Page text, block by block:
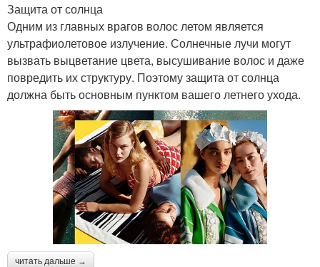
Защита от солнца
Одним из главных врагов волос летом является
ультрафиолетовое излучение. Солнечные лучи могут
вызвать выцветание цвета, высушивание волос и даже
повредить их структуру. Поэтому защита от солнца
должна быть основным пунктом вашего летнего ухода.
читать дальше →